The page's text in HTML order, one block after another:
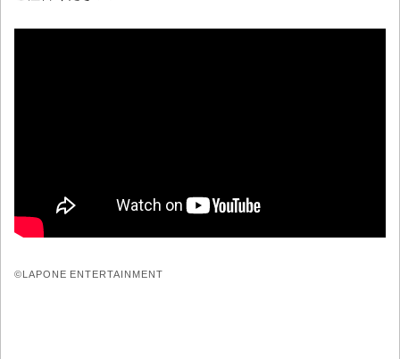
©LAPONE ENTERTAINMENT